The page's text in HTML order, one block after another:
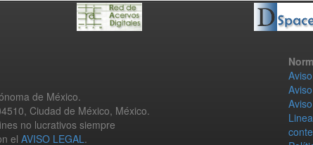
de México.
Ciudad de México, México.
no lucrativos siempre
el AVISO LEGAL.